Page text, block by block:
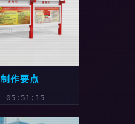
作要点
05:51:15